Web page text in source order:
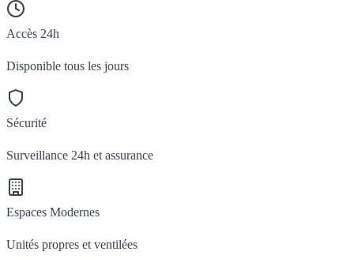
Accès 24h
Disponible tous les jours
Sécurité
Surveillance 24h et assurance
Espaces Modernes
Unités propres et ventilées